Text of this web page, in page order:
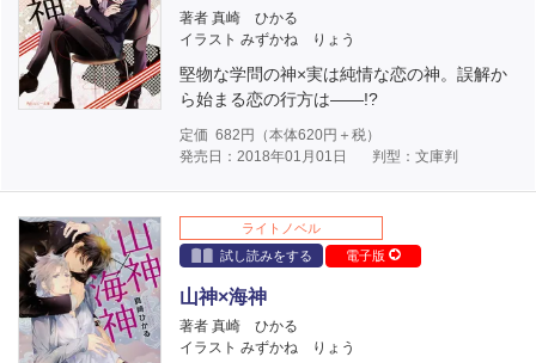
著者 真崎 ひかる
イラスト みずかね りょう
堅物な学問の神×実は純情な恋の神。誤解か
ら始まる恋の行方は――!?
定価 682 円（本体620円＋税）
発売日：2018年01月01日
判型：文庫判
ライトノベル
試し読みをする
電子版
山神×海神
著者 真崎 ひかる
イラスト みずかね りょう